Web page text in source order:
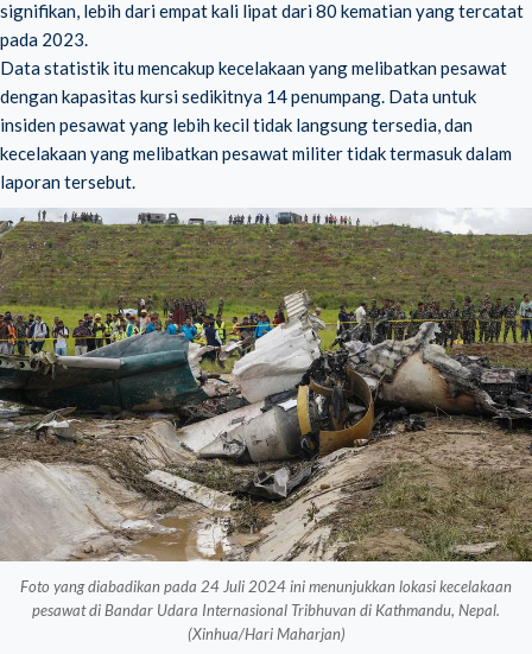
signifikan, lebih dari empat kali lipat dari 80 kematian yang tercatat
pada 2023.
Data statistik itu mencakup kecelakaan yang melibatkan pesawat
dengan kapasitas kursi sedikitnya 14 penumpang. Data untuk
insiden pesawat yang lebih kecil tidak langsung tersedia, dan
kecelakaan yang melibatkan pesawat militer tidak termasuk dalam
laporan tersebut.
Foto yang diabadikan pada 24 Juli 2024 ini menunjukkan lokasi kecelakaan
pesawat di Bandar Udara Internasional Tribhuvan di Kathmandu, Nepal.
(Xinhua/Hari Maharjan)